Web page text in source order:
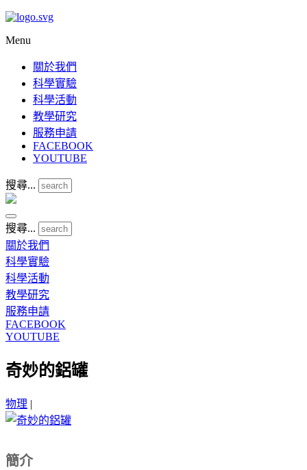
Menu
關於我們
科學實驗
科學活動
教學研究
服務申請
FACEBOOK
YOUTUBE
搜尋...
搜尋...
關於我們
科學實驗
科學活動
教學研究
服務申請
FACEBOOK
YOUTUBE
奇妙的鋁罐
物理 |
簡介